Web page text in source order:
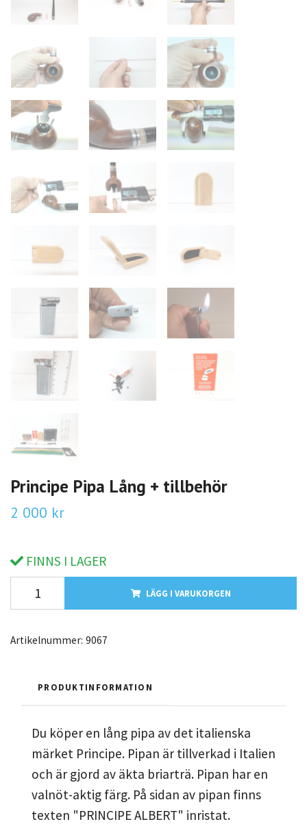
Principe Pipa Lång + tillbehör
2 000 kr
FINNS I LAGER
LÄGG I VARUKORGEN
Artikelnummer: 9067
PRODUKTINFORMATION
Du köper en lång pipa av det italienska
märket Principe. Pipan är tillverkad i Italien
och är gjord av äkta briarträ. Pipan har en
valnöt-aktig färg. På sidan av pipan finns
texten "PRINCIPE ALBERT" inristat.